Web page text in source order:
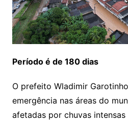
Período é de 180 dias
O prefeito Wladimir
emergência nas áreas do
afetadas por chuvas